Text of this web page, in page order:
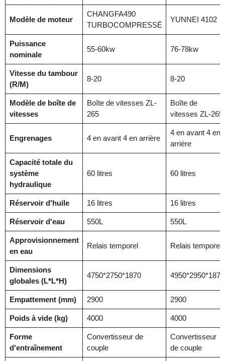
Modèle de moteur
CHANGFA490
TURBOCOMPRESSÉ
YUNNEI 4102
Puissance
nominale
55-60kw 76-78kw
Vitesse du tambour
(R/M)
8-20 8-20
Modèle de boîte de
vitesses
Boîte de vitesses ZL-
265
Boîte de
vitesses ZL-265
Engrenages 4 en avant 4 en arrière
4 en avant 4 en
arrière
Capacité totale du
système
hydraulique
60 litres 60 litres
Réservoir d'huile 16 litres 16 litres
Réservoir d'eau 550L 550L
Approvisionnement
en eau
Relais temporel Relais temporel
Dimensions
globales (L*L*H)
4750*2750*1870 4950*2950*1870
Empattement (mm) 2900 2900
Poids à vide (kg) 4000 4000
Forme
d'entraînement
Convertisseur de
couple
Convertisseur
de couple